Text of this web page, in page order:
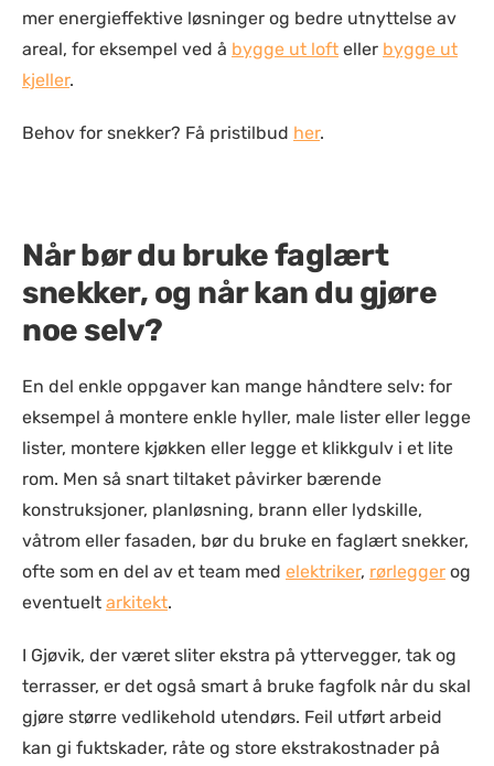
mer energieffektive løsninger og bedre utnyttelse av
areal, for eksempel ved å bygge ut loft eller bygge ut
kjeller.
Behov for snekker? Få pristilbud her.
Når bør du bruke faglært
snekker, og når kan du gjøre
noe selv?
En del enkle oppgaver kan mange håndtere selv: for
eksempel å montere enkle hyller, male lister eller legge
lister, montere kjøkken eller legge et klikkgulv i et lite
rom. Men så snart tiltaket påvirker bærende
konstruksjoner, planløsning, brann eller lydskille,
våtrom eller fasaden, bør du bruke en faglært snekker,
ofte som en del av et team med elektriker, rørlegger og
eventuelt arkitekt.
I Gjøvik, der været sliter ekstra på yttervegger, tak og
terrasser, er det også smart å bruke fagfolk når du skal
gjøre større vedlikehold utendørs. Feil utført arbeid
kan gi fuktskader, råte og store ekstrakostnader på